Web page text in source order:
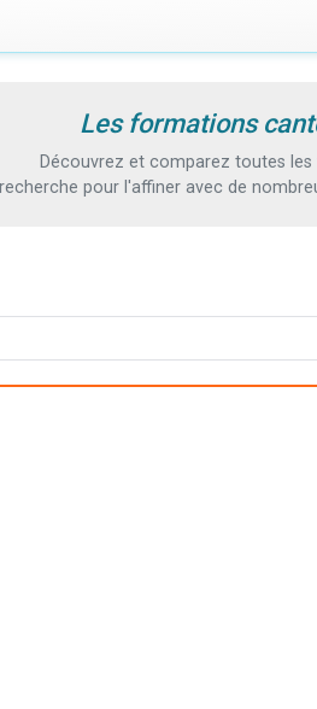
Les formations
Découvrez et comparez toutes
pour l'affiner avec de